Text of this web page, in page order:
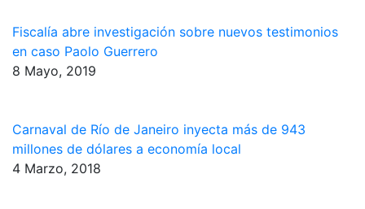
Fiscalía abre investigación sobre nuevos testimonios
en caso Paolo Guerrero
8 Mayo, 2019
Carnaval de Río de Janeiro inyecta más de 943
millones de dólares a economía local
4 Marzo, 2018